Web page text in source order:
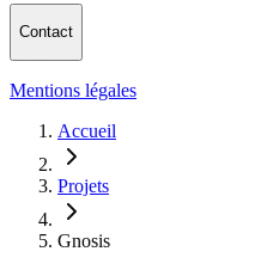
Contact
Mentions légales
Accueil
Projets
Gnosis